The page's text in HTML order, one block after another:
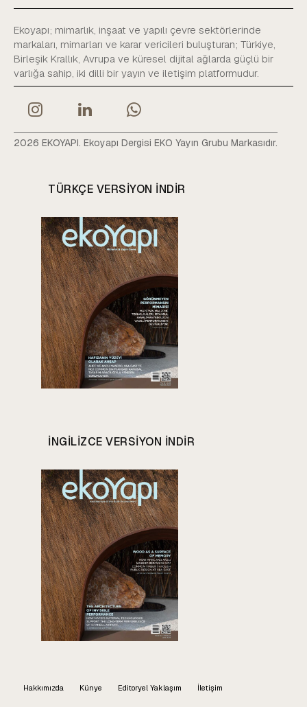
Ekoyapı; mimarlık, inşaat ve yapılı çevre sektörlerinde
markaları, mimarları ve karar vericileri buluşturan; Türkiye,
Birleşik Krallık, Avrupa ve küresel dijital ağlarda güçlü bir
varlığa sahip, iki dilli bir yayın ve iletişim platformudur.
2026 EKOYAPI. Ekoyapı Dergisi EKO Yayın Grubu Markasıdır.
TÜRKÇE VERSIYON INDIR
INGILIZCE VERSIYON INDIR
Hakkımızda Künye Editoryel Yaklaşım İletişim